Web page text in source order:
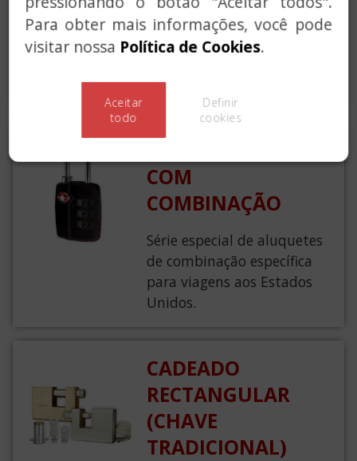
Aluquetes de combinação
em alumínio em diferentes
verde).
COM
COMBINAÇÃO
Série especial de aluquetes
de combinação específica
para viagens aos Estados
Unidos.
CADEADO
RECTANGULAR
(CHAVE
TRADICIONAL)
Para obter mais informações, você pode
visitar nossa Política de Cookies.
Aceitar
todo
Definir
cookies